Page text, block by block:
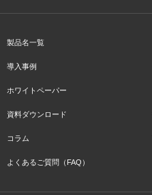
製品名一覧
導入事例
ホワイトペーパー
資料ダウンロード
コラム
よくあるご質問（FAQ）